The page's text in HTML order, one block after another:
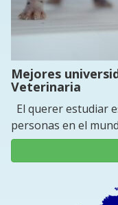
Mejores
Veterinaria
El querer estudiar
personas en el